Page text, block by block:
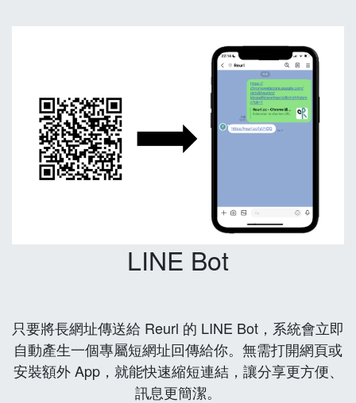
LINE Bot
只要將長網址傳送給 Reurl 的 LINE Bot，系統會立即
自動產生一個專屬短網址回傳給你。無需打開網頁或
安裝額外 App，就能快速縮短連結，讓分享更方便、
訊息更簡潔。